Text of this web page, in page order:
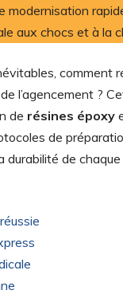
aux chocs et à la
comment
l’agencement ?
de résines époxy
de
de